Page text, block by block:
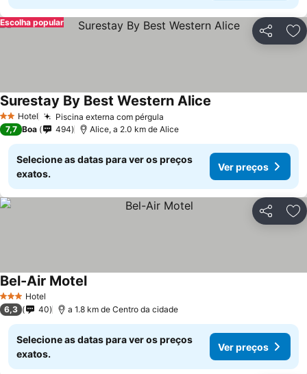
Partilhar
Escolha popular
2 Estrelas
Hotel Piscina externa com pérgula
Surestay By Best Western Alice
7,7 Boa 494 Alice, a 2.0 km de Alice
Selecione as datas para ver os preços
exatos.
Ver preços
Partilhar
3 EstrelasHotel
Bel-Air MotelVer preços
6,3 40 a 1.8 km de Centro da cidade
Selecione as datas para ver os preços
exatos.
Ver preços